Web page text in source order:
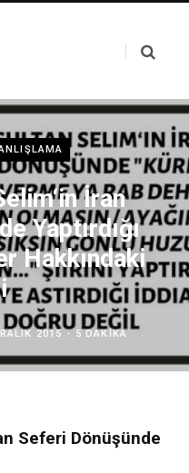
İran
Yaptırdığı
Hakkındaki
2015 5 DAKIKA
Seferi Dönüşünde